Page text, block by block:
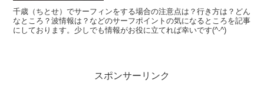
千歳（ちとせ）でサーフィンをする場合の注意点は？行き方は？どん
なところ？波情報は？などのサーフポイントの気になるところを記事
にしております。少しでも情報がお役に立てれば幸いです(^-^)
スポンサーリンク